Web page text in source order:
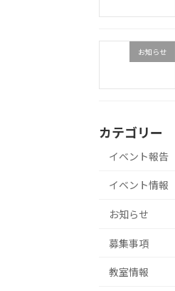
お知らせ
カテゴリー
イベント報告
イベント情報
お知らせ
募集事項
教室情報